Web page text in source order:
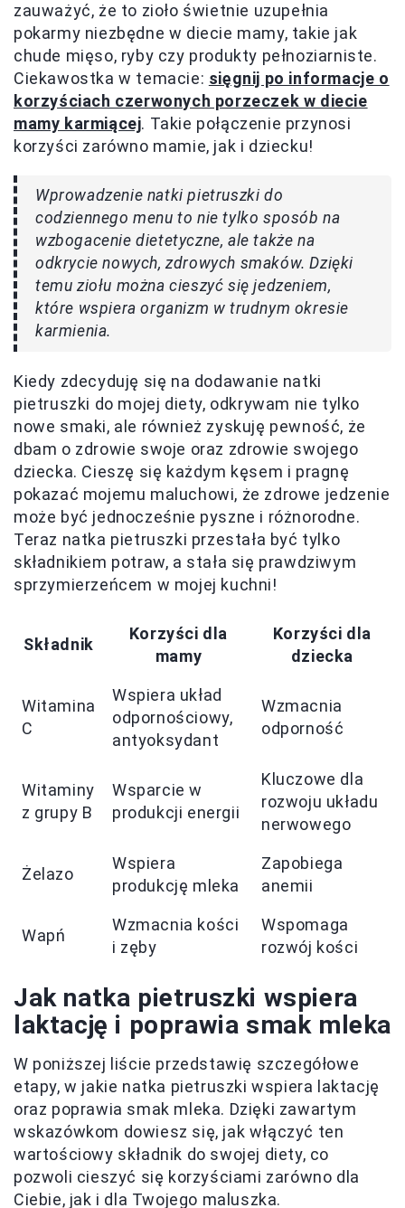
zauważyć, że to zioło świetnie uzupełnia
pokarmy niezbędne w diecie mamy, takie jak
chude mięso, ryby czy produkty pełnoziarniste.
Ciekawostka w temacie: sięgnij po informacje o
korzyściach czerwonych porzeczek w diecie
mamy karmiącej. Takie połączenie przynosi
korzyści zarówno mamie, jak i dziecku!
Wprowadzenie natki pietruszki do
codziennego menu to nie tylko sposób na
wzbogacenie dietetyczne, ale także na
odkrycie nowych, zdrowych smaków. Dzięki
temu ziołu można cieszyć się jedzeniem,
które wspiera organizm w trudnym okresie
karmienia.
Kiedy zdecyduję się na dodawanie natki
pietruszki do mojej diety, odkrywam nie tylko
nowe smaki, ale również zyskuję pewność, że
dbam o zdrowie swoje oraz zdrowie swojego
dziecka. Cieszę się każdym kęsem i pragnę
pokazać mojemu maluchowi, że zdrowe jedzenie
może być jednocześnie pyszne i różnorodne.
Teraz natka pietruszki przestała być tylko
składnikiem potraw, a stała się prawdziwym
sprzymierzeńcem w mojej kuchni!
Składnik
Korzyści dla
mamy
Korzyści dla
dziecka
Witamina
C
Wspiera układ
odpornościowy,
antyoksydant
Wzmacnia
odporność
Witaminy
z grupy B
Wsparcie w
produkcji energii
Kluczowe dla
rozwoju układu
nerwowego
Żelazo
Wspiera
produkcję mleka
Zapobiega
anemii
Wapń
Wzmacnia kości
i zęby
Wspomaga
rozwój kości
Jak natka pietruszki wspiera
laktację i poprawia smak mleka
W poniższej liście przedstawię szczegółowe
etapy, w jakie natka pietruszki wspiera laktację
oraz poprawia smak mleka. Dzięki zawartym
wskazówkom dowiesz się, jak włączyć ten
wartościowy składnik do swojej diety, co
pozwoli cieszyć się korzyściami zarówno dla
Ciebie, jak i dla Twojego maluszka.